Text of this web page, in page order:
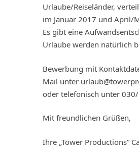
Urlaube/Reiseländer,
im Januar 2017 und April/
Es gibt eine
Urlaube werden natürlich
Bewerbung mit
Mail unter
oder telefonisch unter
Mit freundlichen Grüßen,
Ihre „Tower Productions“